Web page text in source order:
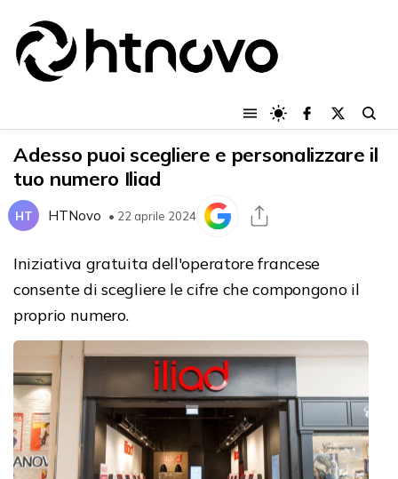
Adesso puoi scegliere e personalizzare il
tuo numero Iliad
HT HTNovo • 22 aprile 2024
Iniziativa gratuita dell'operatore francese
consente di scegliere le cifre che compongono il
proprio numero.